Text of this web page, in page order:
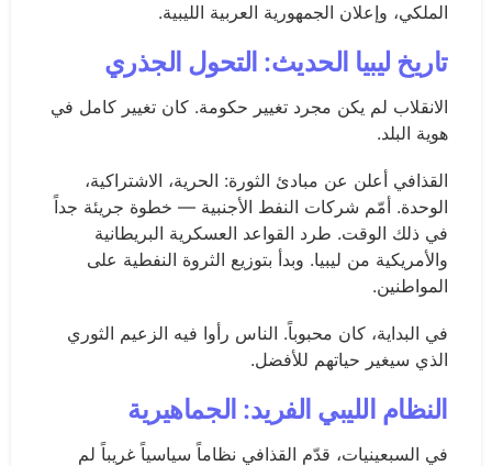
الملكي، وإعلان الجمهورية العربية الليبية.
تاريخ ليبيا الحديث: التحول الجذري
الانقلاب لم يكن مجرد تغيير حكومة. كان تغيير كامل في
هوية البلد.
القذافي أعلن عن مبادئ الثورة: الحرية، الاشتراكية،
الوحدة. أمّم شركات النفط الأجنبية — خطوة جريئة جداً
في ذلك الوقت. طرد القواعد العسكرية البريطانية
والأمريكية من ليبيا. وبدأ بتوزيع الثروة النفطية على
المواطنين.
في البداية، كان محبوباً. الناس رأوا فيه الزعيم الثوري
الذي سيغير حياتهم للأفضل.
النظام الليبي الفريد: الجماهيرية
في السبعينيات، قدّم القذافي نظاماً سياسياً غريباً لم